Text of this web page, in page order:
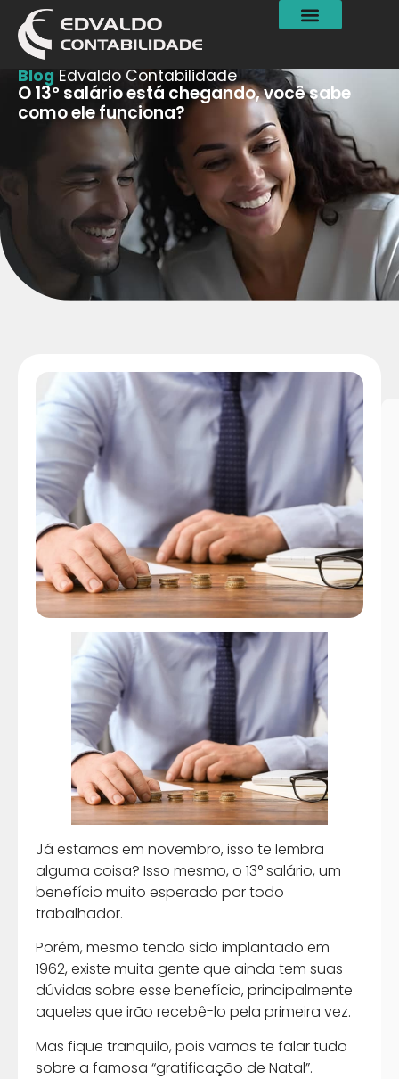
Blog Edvaldo Contabilidade
O 13º salário está chegando, você sabe
como ele funciona?
Já estamos em novembro, isso te lembra
alguma coisa? Isso mesmo, o 13° salário, um
benefício muito esperado por todo
trabalhador.
Porém, mesmo tendo sido implantado em
1962, existe muita gente que ainda tem suas
dúvidas sobre esse benefício, principalmente
aqueles que irão recebê-lo pela primeira vez.
Mas fique tranquilo, pois vamos te falar tudo
sobre a famosa “gratificação de Natal”.